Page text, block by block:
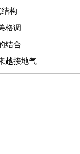
构
格调
结合
越接地气